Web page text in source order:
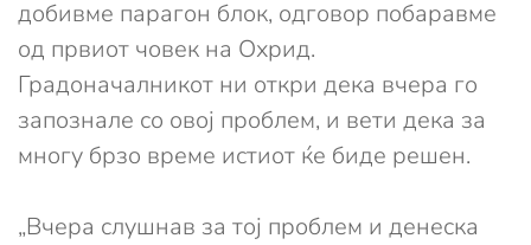
добивме парагон блок, одговор побаравме
од првиот човек на Охрид.
Градоначалникот ни откри дека вчера го
запознале со овој проблем, и вети дека за
многу брзо време истиот ќе биде решен.
„Вчера слушнав за тој проблем и денеска